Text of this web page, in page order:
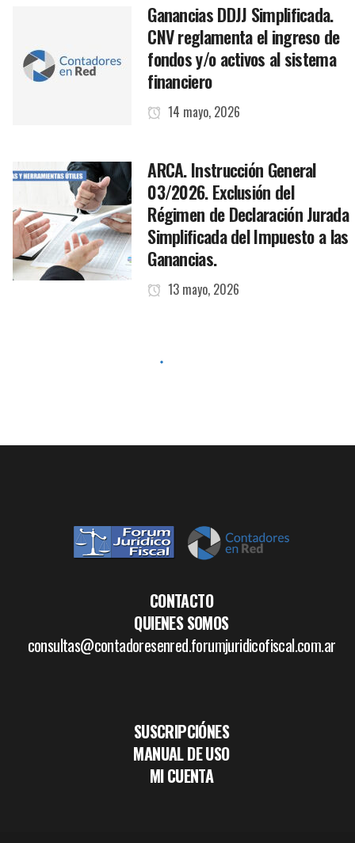
Ganancias DDJJ Simplificada.
CNV reglamenta el ingreso de
fondos y/o activos al sistema
financiero
14 mayo, 2026
ARCA. Instrucción General
03/2026. Exclusión del
Régimen de Declaración Jurada
Simplificada del Impuesto a las
Ganancias.
13 mayo, 2026
CONTACTO
QUIENES SOMOS
consultas@contadoresenred.forumjuridicofiscal.com.ar
SUSCRIPCIÓNES
MANUAL DE USO
MI CUENTA